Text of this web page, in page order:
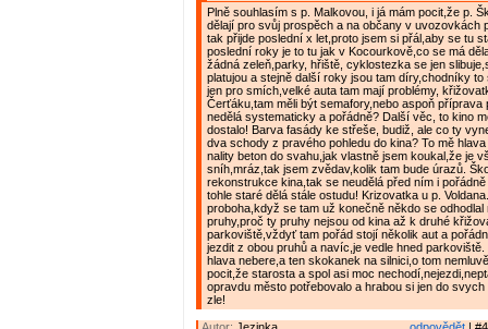
Plně souhlasím s p. Malkovou, i já mám pocit,že p.
dělají pro svůj prospěch a na občany v uvozovkách
tak přijde poslední x let,proto jsem si přál,aby se tu
poslední roky je to tu jak v Kocourkově,co se má
žádná zeleň,parky, hřiště, cyklostezka se jen
platujou a stejně další roky jsou tam díry,chodníky to
jen pro smích,velké auta tam mají problémy,
Čerťáku,tam měli být semafory,nebo aspoň příprava
nedělá systematicky a pořádně? Další věc, to kino
dostalo! Barva fasády ke střeše, budiž, ale co ty
dva schody z pravého pohledu do kina? To mě
nality beton do svahu,jak vlastně jsem koukal,že je
sníh,mráz,tak jsem zvědav,kolik tam bude úrazů.
rekonstrukce kina,tak se neudělá před ním i
tohle staré dělá stále ostudu! Krizovatka u p.
proboha,když se tam už konečně někdo se odhodlal
pruhy,proč ty pruhy nejsou od kina až k druhé
parkoviště,vždyť tam pořád stojí několik aut a
jezdit z obou pruhů a navíc,je vedle hned parkoviště.
hlava nebere,a ten skokanek na silnici,o tom
pocit,že starosta a spol asi moc
opravdu město potřebovalo a hrabou si jen do svych
zle!